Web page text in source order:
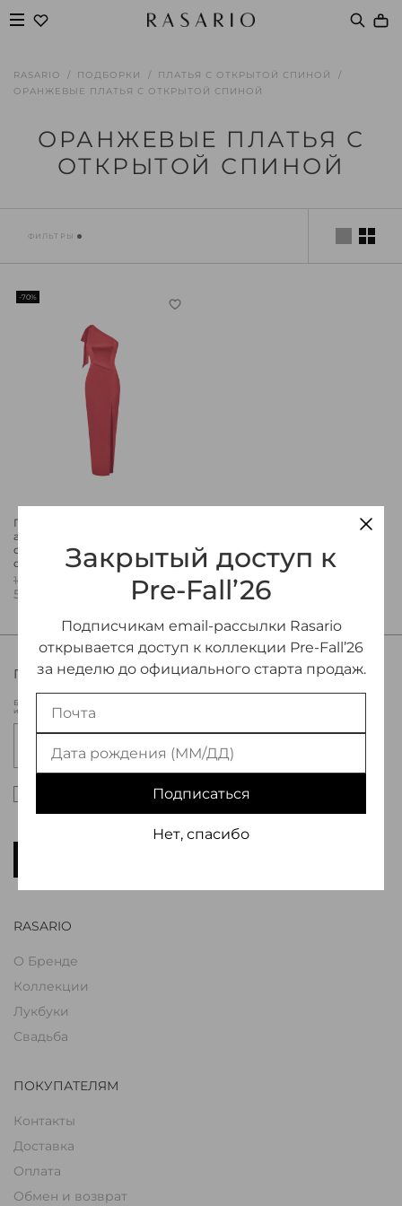
RASARIO ПОДБОРКИ
ПЛАТЬЯ С ОТКРЫТОЙ СПИНОЙ
ОРАНЖЕВЫЕ ПЛАТЬЯ С ОТКРЫТОЙ СПИНОЙ
ОРАНЖЕВЫЕ ПЛАТЬЯ С
ОТКРЫТОЙ СПИНОЙ
ФИЛЬТРЫ
-70%
Платье макси
ассимметричное из сатина
с бантом и открытой
спиной
185 000 ₽
55 500 ₽
RASARIO
О Бренде
Коллекции
Лукбуки
Свадьба
ПОКУПАТЕЛЯМ
Контакты
Доставка
Оплата
Обмен и возврат
ПРИСОЕДИНЯЙТЕСЬ К МИРУ RASARIO
Будьте в курсе новых коллекций Rasario, эксклюзивных мероприятий
и специальных предложений.
Настоящим подтверждаю, что я ознакомлен и
конфиденциальности*
Закрытый доступ к
Pre-Fall’26
Подписчикам email-рассылки Rasario
открывается доступ к коллекции Pre-Fall’26
за неделю до официального старта продаж.
Подписаться
Нет, спасибо